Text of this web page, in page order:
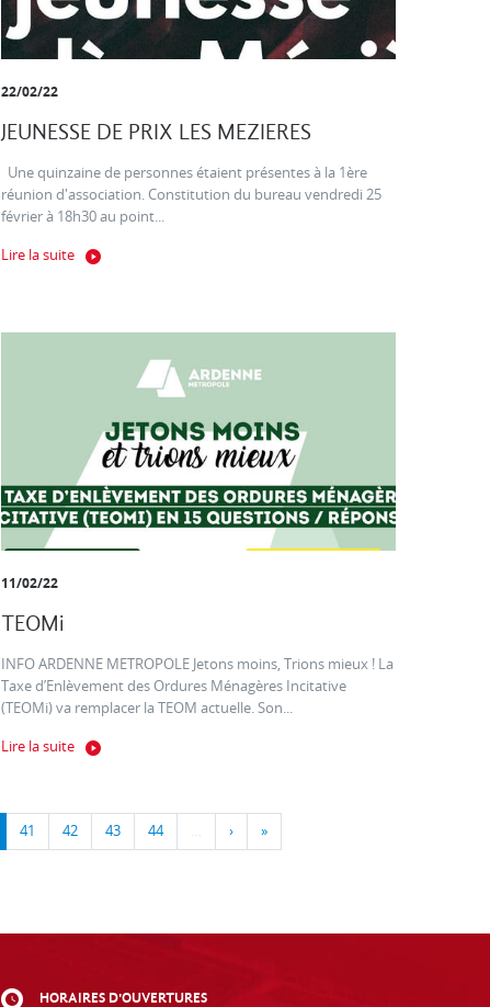
22/02/22
JEUNESSE DE PRIX LES MEZIERES
Une quinzaine de personnes étaient présentes à la 1ère
réunion d'association. Constitution du bureau vendredi 25
février à 18h30 au point...
Lire la suite
11/02/22
TEOMi
INFO ARDENNE METROPOLE Jetons moins, Trions mieux ! La
Taxe d’Enlèvement des Ordures Ménagères Incitative
(TEOMi) va remplacer la TEOM actuelle. Son...
Lire la suite
41 42 43 44 … › »
HORAIRES D'OUVERTURES